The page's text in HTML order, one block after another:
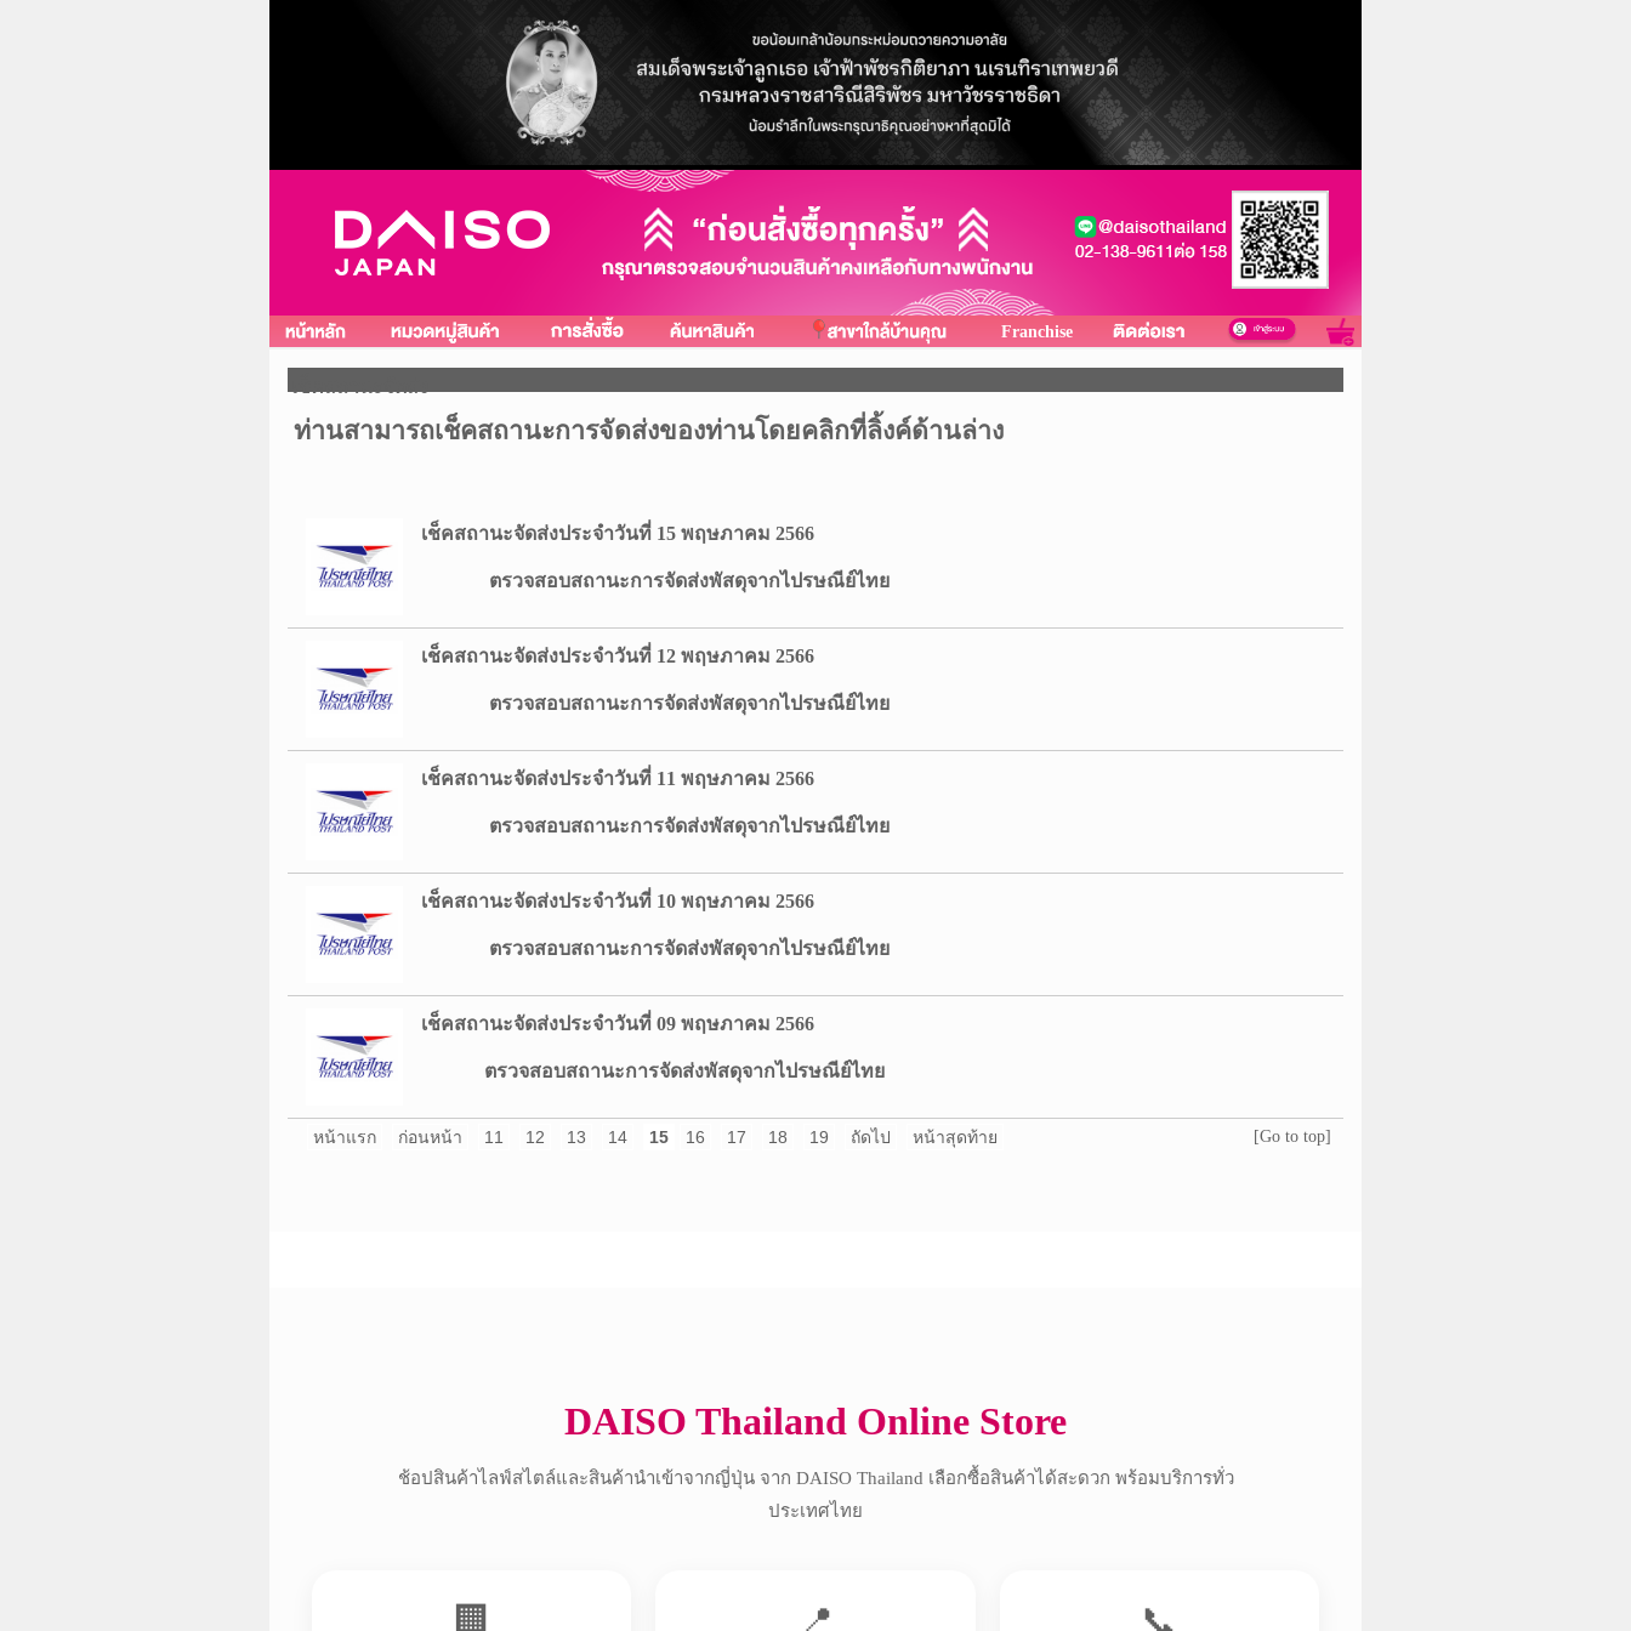
Franchise
ท่านสามารถเช็คสถานะการจัดส่งของท่านโดยคลิกที่ลิ้งค์ด้านล่าง
เช็คสถานะจัดส่งประจำวันที่ 15 พฤษภาคม 2566
ตรวจสอบสถานะการจัดส่งพัสดุจากไปรษณีย์ไทย
เช็คสถานะจัดส่งประจำวันที่ 12 พฤษภาคม 2566
ตรวจสอบสถานะการจัดส่งพัสดุจากไปรษณีย์ไทย
เช็คสถานะจัดส่งประจำวันที่ 11 พฤษภาคม 2566
ตรวจสอบสถานะการจัดส่งพัสดุจากไปรษณีย์ไทย
เช็คสถานะจัดส่งประจำวันที่ 10 พฤษภาคม 2566
ตรวจสอบสถานะการจัดส่งพัสดุจากไปรษณีย์ไทย
เช็คสถานะจัดส่งประจำวันที่ 09 พฤษภาคม 2566
ตรวจสอบสถานะการจัดส่งพัสดุจากไปรษณีย์ไทย
หน้าแรก ก่อนหน้า 11 12 13 14 15 16 17 18 19 ถัดไป หน้าสุดท้าย [Go to top]
DAISO Thailand Online Store
ช้อปสินค้าไลฟ์สไตล์และสินค้านำเข้าจากญี่ปุ่น จาก DAISO Thailand เลือกซื้อสินค้าได้สะดวก พร้อมบริการทั่ว
ประเทศไทย
🏢 📍 📞